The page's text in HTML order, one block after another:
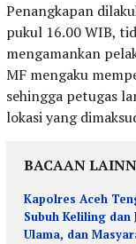
Penangkapan
pukul 16.00 WIB,
mengamankan
MF mengaku
sehingga petugas
lokasi yang
BACAAN
Kapolres Aceh
Subuh Keliling
Ulama, dan